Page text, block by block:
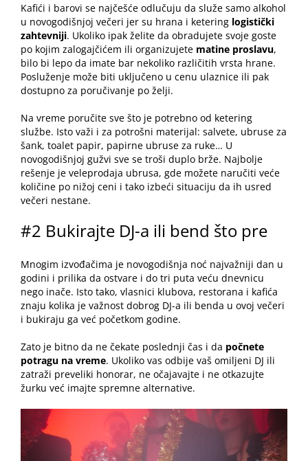
Kafići i barovi se najčešće odlučuju da služe samo alkohol
u novogodišnjoj večeri jer su hrana i ketering logistički
zahtevniji. Ukoliko ipak želite da obradujete svoje goste
po kojim zalogajčićem ili organizujete matine proslavu,
bilo bi lepo da imate bar nekoliko različitih vrsta hrane.
Posluženje može biti uključeno u cenu ulaznice ili pak
dostupno za poručivanje po želji.
Na vreme poručite sve što je potrebno od ketering
službe. Isto važi i za potrošni materijal: salvete, ubruse za
šank, toalet papir, papirne ubruse za ruke… U
novogodišnjoj gužvi sve se troši duplo brže. Najbolje
rešenje je veleprodaja ubrusa, gde možete naručiti veće
količine po nižoj ceni i tako izbeći situaciju da ih usred
večeri nestane.
#2 Bukirajte DJ-a ili bend što pre
Mnogim izvođačima je novogodišnja noć najvažniji dan u
godini i prilika da ostvare i do tri puta veću dnevnicu
nego inače. Isto tako, vlasnici klubova, restorana i kafića
znaju kolika je važnost dobrog DJ-a ili benda u ovoj večeri
i bukiraju ga već početkom godine.
Zato je bitno da ne čekate poslednji čas i da počnete
potragu na vreme. Ukoliko vas odbije vaš omiljeni DJ ili
zatraži preveliki honorar, ne očajavajte i ne otkazujte
žurku već imajte spremne alternative.